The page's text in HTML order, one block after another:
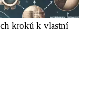
kroků k vlastní